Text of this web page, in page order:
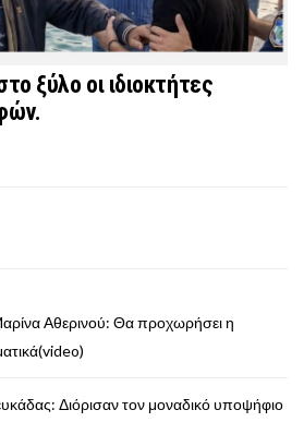
ξύλο οι ιδιοκτήτες
Αθερινού: Θα προχωρήσει η
Διόρισαν τον μοναδικό υποψήφιο